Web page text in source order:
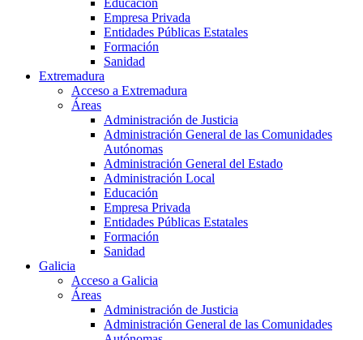
Educación
Empresa Privada
Entidades Públicas Estatales
Formación
Sanidad
Extremadura
Acceso a Extremadura
Áreas
Administración de Justicia
Administración General de las Comunidades
Autónomas
Administración General del Estado
Administración Local
Educación
Empresa Privada
Entidades Públicas Estatales
Formación
Sanidad
Galicia
Acceso a Galicia
Áreas
Administración de Justicia
Administración General de las Comunidades